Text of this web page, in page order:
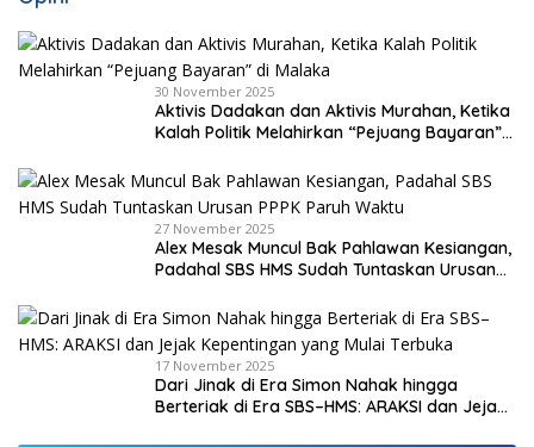
30 November 2025
Aktivis Dadakan dan Aktivis Murahan, Ketika
Kalah Politik Melahirkan “Pejuang Bayaran”
27 November 2025
Alex Mesak Muncul Bak Pahlawan Kesiangan,
Padahal SBS HMS Sudah Tuntaskan Urusan
17 November 2025
Dari Jinak di Era Simon Nahak hingga
Berteriak di Era SBS–HMS: ARAKSI dan Jejak